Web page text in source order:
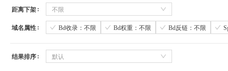
距离下架 不限
域名属性 Bd收录：不限 Bd权重：不限 Bd反链：不限
结果排序 默认